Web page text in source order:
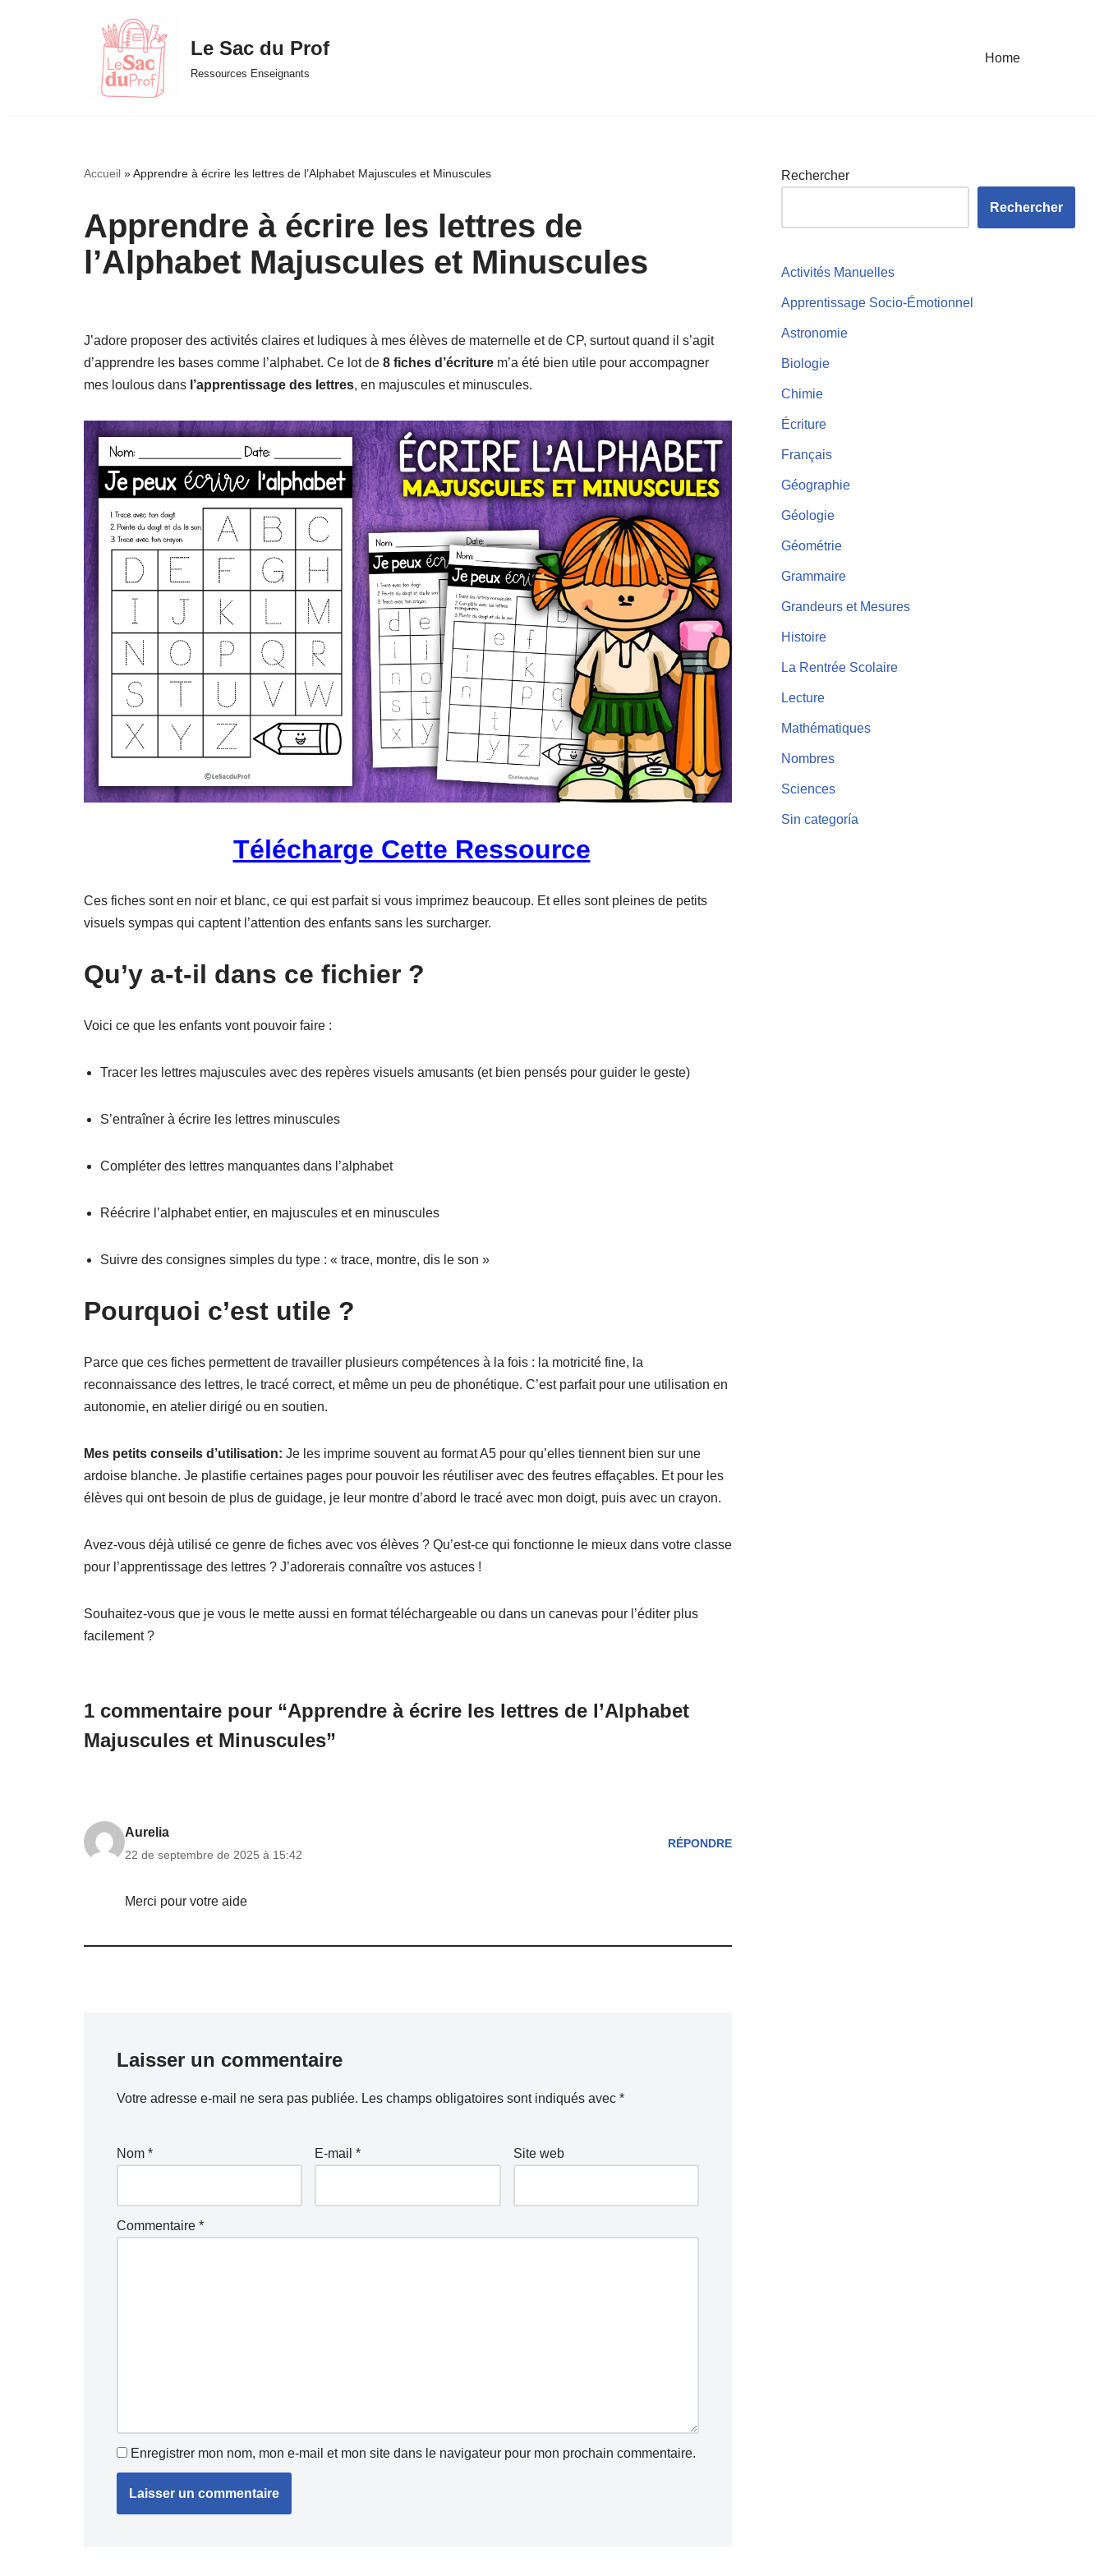
Le Sac du Prof
Ressources Enseignants
Home
Accueil »Apprendre à écrire les lettres de l’Alphabet Majuscules et Minuscules
Apprendre à écrire les lettres de
l’Alphabet Majuscules et Minuscules
J’adore proposer des activités claires et ludiques à mes élèves de maternelle et de CP, surtout quand il s’agit
d’apprendre les bases comme l’alphabet. Ce lot de 8 fiches d’écriture m’a été bien utile pour accompagner
mes loulous dans l’apprentissage des lettres, en majuscules et minuscules.
Télécharge Cette Ressource
Ces fiches sont en noir et blanc, ce qui est parfait si vous imprimez beaucoup. Et elles sont pleines de petits
visuels sympas qui captent l’attention des enfants sans les surcharger.
Qu’y a-t-il dans ce fichier ?
Voici ce que les enfants vont pouvoir faire :
Tracer les lettres majuscules avec des repères visuels amusants (et bien pensés pour guider le geste)
S’entraîner à écrire les lettres minuscules
Compléter des lettres manquantes dans l’alphabet
Réécrire l’alphabet entier, en majuscules et en minuscules
Suivre des consignes simples du type : « trace, montre, dis le son »
Pourquoi c’est utile ?
Parce que ces fiches permettent de travailler plusieurs compétences à la fois : la motricité fine, la
reconnaissance des lettres, le tracé correct, et même un peu de phonétique. C’est parfait pour une utilisation en
autonomie, en atelier dirigé ou en soutien.
Mes petits conseils d’utilisation: Je les imprime souvent au format A5 pour qu’elles tiennent bien sur une
ardoise blanche. Je plastifie certaines pages pour pouvoir les réutiliser avec des feutres effaçables. Et pour les
élèves qui ont besoin de plus de guidage, je leur montre d’abord le tracé avec mon doigt, puis avec un crayon.
Avez-vous déjà utilisé ce genre de fiches avec vos élèves ? Qu’est-ce qui fonctionne le mieux dans votre classe
pour l’apprentissage des lettres ? J’adorerais connaître vos astuces !
Souhaitez-vous que je vous le mette aussi en format téléchargeable ou dans un canevas pour l’éditer plus
facilement ?
1 commentaire pour “Apprendre à écrire les lettres de l’Alphabet
Majuscules et Minuscules”
Aurelia
22 de septembre de 2025 à 15:42
RÉPONDRE
Merci pour votre aide
Laisser un commentaire
Votre adresse e-mail ne sera pas publiée. Les champs obligatoires sont indiqués avec *
Nom * E-mail* Site web
Commentaire *
Enregistrer mon nom, mon e-mail et mon site dans le navigateur pour mon prochain commentaire.
Rechercher
Rechercher
Activités Manuelles
Apprentissage Socio-Émotionnel
Astronomie
Biologie
Chimie
Écriture
Français
Géographie
Géologie
Géométrie
Grammaire
Grandeurs et Mesures
Histoire
La Rentrée Scolaire
Lecture
Mathématiques
Nombres
Sciences
Sin categoría